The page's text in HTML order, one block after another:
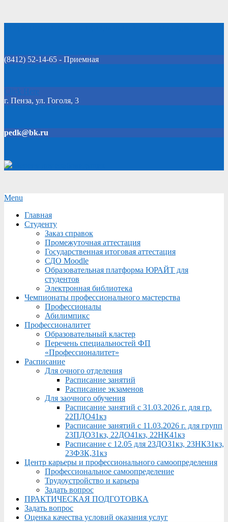
(8412) 52-14-65 - Приемная
Click Here
г. Пенза, ул. Гоголя, 3
pedk@bk.ru
Secondary
Menu
Menu
Главная
Студенту
Заказ справок
Промежуточная аттестация
Государственная итоговая аттестация
СДО Moodle
Образовательная платформа ЮРАЙТ для
студентов
Электронная библиотека
Чемпионаты профессионального мастерства
Профессионалы
Абилимпикс
Профессионалитет
Образовательный кластер
Перечень специальностей ФП
«Профессионалитет»
Расписание
Для очного отделения
Расписание занятий
Расписание экзаменов
Для заочного обучения
Расписание занятий с 31.03.2026 г. для гр.
22ПДО41кз
Расписание занятий с 11.03.2026 г. для групп
23ПДО31кз, 22ДО41кз, 22НК41кз
Расписание с 12.05 для 23ДО31кз, 23НК31кз,
23ФЗК,31кз
Центр карьеры и профессионального самоопределения
Профессиональное самоопределение
Трудоустройство и карьера
Задать вопрос
ПРАКТИЧЕСКАЯ ПОДГОТОВКА
Задать вопрос
Оценка качества условий оказания услуг